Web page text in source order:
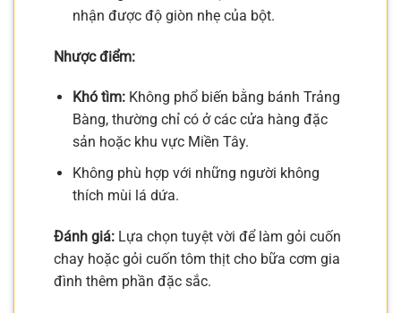
nhận được độ giòn nhẹ của bột.
Nhược điểm:
Khó tìm:Không phổ biến bằng bánh Trảng
Bàng, thường chỉ có ở các cửa hàng đặc
sản hoặc khu vực Miền Tây.
Không phù hợp với những người không
thích mùi lá dứa.
Đánh giá: Lựa chọn tuyệt vời để làm gỏi cuốn
chay hoặc gỏi cuốn tôm thịt cho bữa cơm gia
đình thêm phần đặc sắc.